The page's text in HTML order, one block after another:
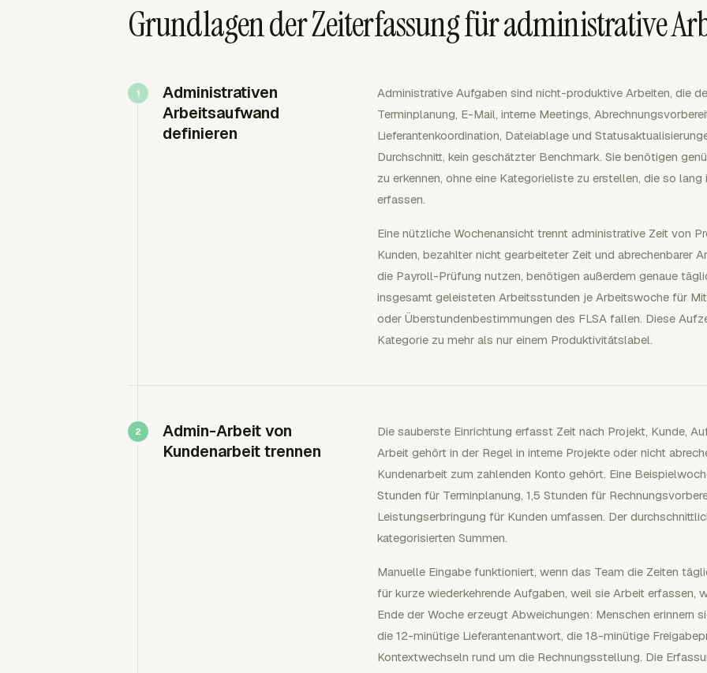
Grundlagen der Zeiterfassung für administrative
Administrativen
Arbeitsaufwand
definieren
Administrative Aufgaben sind nicht-produktive Arbeiten, die
Terminplanung, E-Mail, interne Meetings,
Lieferantenkoordination, Dateiablage und
Durchschnitt, kein geschätzter Benchmark. Sie benötigen
zu erkennen, ohne eine Kategorieliste zu erstellen, die so
erfassen.
Eine nützliche Wochenansicht trennt administrative Zeit von
Kunden, bezahlter nicht gearbeiteter Zeit und abrechenbarer
die Payroll-Prüfung nutzen, benötigen außerdem genaue
insgesamt geleisteten Arbeitsstunden je Arbeitswoche für
oder Überstundenbestimmungen des FLSA fallen. Diese
Kategorie zu mehr als nur einem Produktivitätslabel.
Admin-Arbeit von
Kundenarbeit trennen
Die sauberste Einrichtung erfasst Zeit nach Projekt, Kunde,
Arbeit gehört in der Regel in interne Projekte oder nicht
Kundenarbeit zum zahlenden Konto gehört. Eine
Stunden für Terminplanung, 1,5 Stunden für
Leistungserbringung für Kunden umfassen. Der
kategorisierten Summen.
Manuelle Eingabe funktioniert, wenn das Team die Zeiten
für kurze wiederkehrende Aufgaben, weil sie Arbeit erfassen,
Ende der Woche erzeugt Abweichungen: Menschen erinnern
die 12-minütige Lieferantenantwort, die 18-minütige
Kontextwechseln rund um die Rechnungsstellung. Die